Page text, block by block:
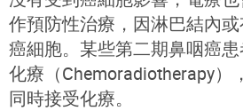
作預防性治療，因淋巴結內
癌細胞。某些第二期鼻咽癌
化療（Chemoradiotherapy）
同時接受化療。